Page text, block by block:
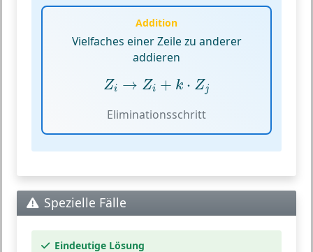
Addition
Vielfaches einer Zeile zu anderer
addieren
Zi → Zi + k ⋅ Zj
→Zi + ⋅Z
Eliminationsschritt
Spezielle Fälle
Eindeutige Lösung